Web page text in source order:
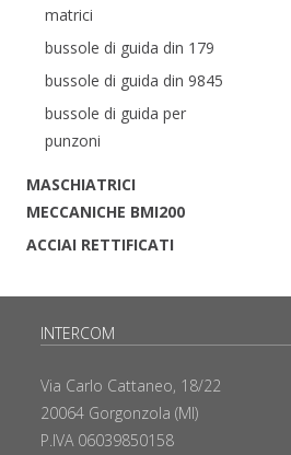
matrici
bussole di guida din 179
bussole di guida din 9845
bussole di guida per
punzoni
MASCHIATRICI
MECCANICHE BMI200
ACCIAI RETTIFICATI
INTERCOM
Via Carlo Cattaneo, 18/22
20064 Gorgonzola (MI)
P.IVA 06039850158